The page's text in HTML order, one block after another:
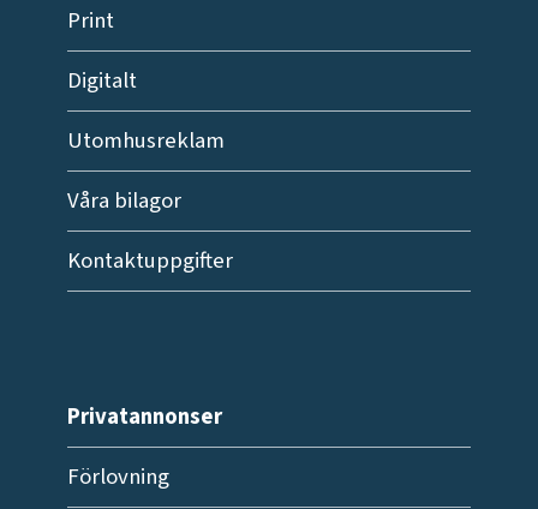
Print
Digitalt
Utomhusreklam
Våra bilagor
Kontaktuppgifter
Privatannonser
Förlovning